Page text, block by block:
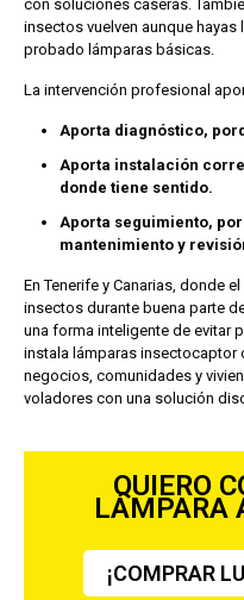
con soluciones caseras.
insectos vuelven aunque
probado lámparas básicas.
La intervención profesional
Aporta diagnóstico,
Aporta instalación
donde tiene sentido.
Aporta seguimiento,
mantenimiento y
En Tenerife y Canarias, donde
insectos durante buena parte
una forma inteligente de evitar
instala lámparas insectocaptor
negocios, comunidades y
voladores con una solución
QUIERO
LÁMPARA
¡COMPRAR